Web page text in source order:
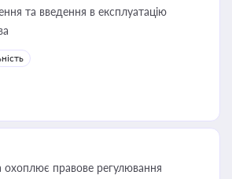
та введення в експлуатацію
охоплює правове регулювання